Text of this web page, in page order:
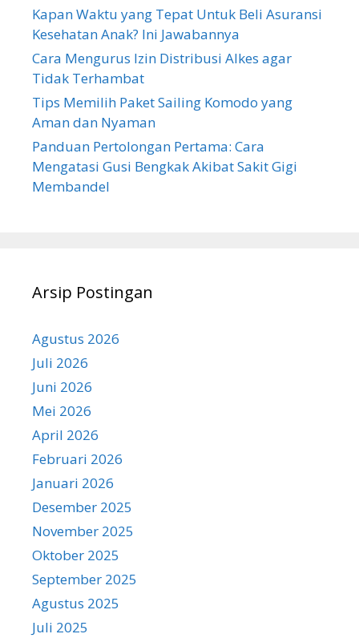
Kapan Waktu yang Tepat Untuk Beli Asuransi
Kesehatan Anak? Ini Jawabannya
Cara Mengurus Izin Distribusi Alkes agar
Tidak Terhambat
Tips Memilih Paket Sailing Komodo yang
Aman dan Nyaman
Panduan Pertolongan Pertama: Cara
Mengatasi Gusi Bengkak Akibat Sakit Gigi
Membandel
Arsip Postingan
Agustus 2026
Juli 2026
Juni 2026
Mei 2026
April 2026
Februari 2026
Januari 2026
Desember 2025
November 2025
Oktober 2025
September 2025
Agustus 2025
Juli 2025